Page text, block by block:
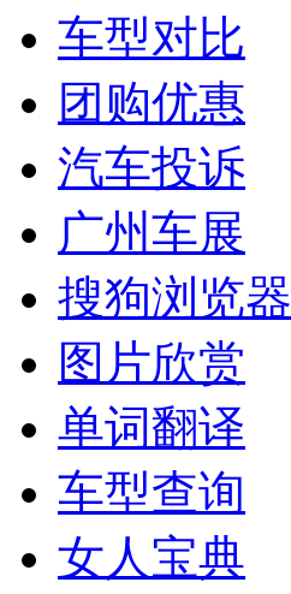
车型对比
团购优惠
汽车投诉
广州车展
搜狗浏览器
图片欣赏
单词翻译
车型查询
女人宝典